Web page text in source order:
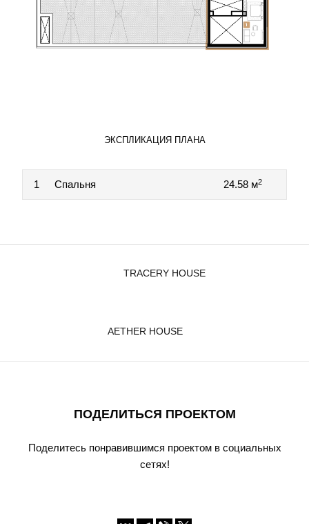
ЭКСПЛИКАЦИЯ ПЛАНА
1 Спальня 24.58 м2
TRACERY HOUSE
AETHER HOUSE
ПОДЕЛИТЬСЯ ПРОЕКТОМ
Поделитесь понравившимся проектом в социальных
сетях!